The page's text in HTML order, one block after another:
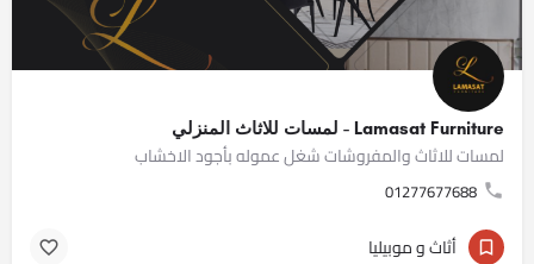
Lamasat Furniture - لمسات للاثاث المنزلي
لمسات للاثاث والمفروشات شغل عموله بأجود الاخشاب
01277677688
أثاث و موبيليا